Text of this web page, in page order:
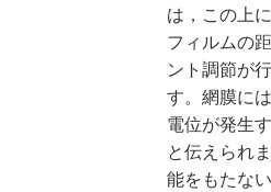
は，この上
フィルムの
ント調節が
す。網膜には
電位が発生
と伝えられ
能をもたな